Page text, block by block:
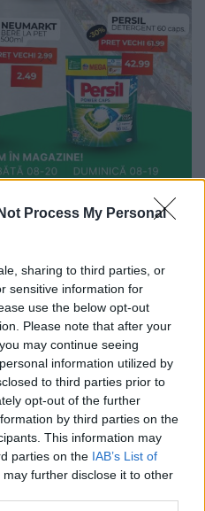
Process My Personal
sharing to third parties, or
sensitive information for
use the below opt-out
Please note that after your
may continue seeing
information utilized by
to third parties prior to
opt-out of the further
by third parties on the
This information may
parties on the IAB’s List of
may further disclose it to other